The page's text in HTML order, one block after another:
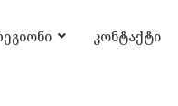
კონტაქტი